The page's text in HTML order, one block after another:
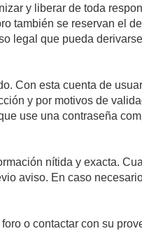
y liberar de toda
también se reservan el
legal que pueda
Con esta cuenta de
y por motivos de
use una contraseña
nítida y exacta.
aviso. En caso
o contactar con su